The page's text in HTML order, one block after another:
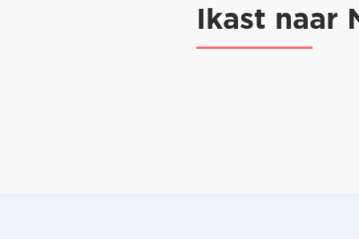
Ikast naar